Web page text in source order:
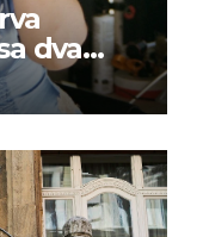
dva
u